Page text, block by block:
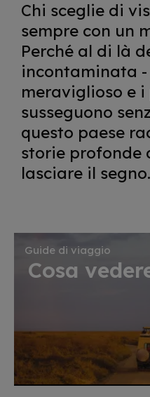
Chi sceglie di
sempre con un
Perché al di là
incontaminata
meraviglioso e
susseguono
questo paese
storie profonde
lasciare il segno.
Guide di viaggio
Cosa